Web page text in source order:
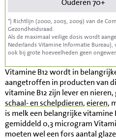
Ouderen 70+
*) Richtlijn (2000, 2003, 2009) van de
Gezondheidsraad.
Als de maximaal veilige dosis wordt
Nederlands Vitamine Informatie
ook bij grote hoeveelheden geen
Vitamine B12 wordt in
aangetroffen in producten van
vitamine B12 zijn lever en
schaal- en schelpdieren,eieren,
is melk een belangrijke vitamine
gemiddeld 0,3 microgram
moeten wel een fors aantal